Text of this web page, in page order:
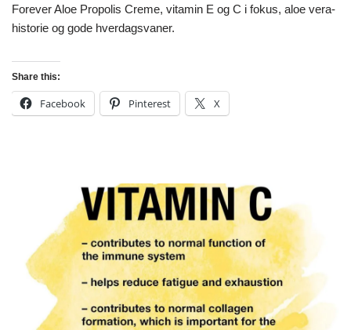
Forever Aloe Propolis Creme, vitamin E og C i fokus, aloe vera-
historie og gode hverdagsvaner.
Share this:
Facebook Pinterest X